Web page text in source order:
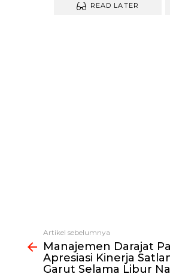
READ LATER
Lihat
selengkapnya
Artikel sebelumnya
Manajemen Darajat
Apresiasi Kinerja
Garut Selama Libur